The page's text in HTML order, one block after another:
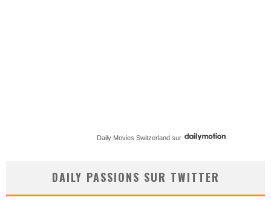
Daily Movies Switzerland sur
DAILY PASSIONS SUR TWITTER